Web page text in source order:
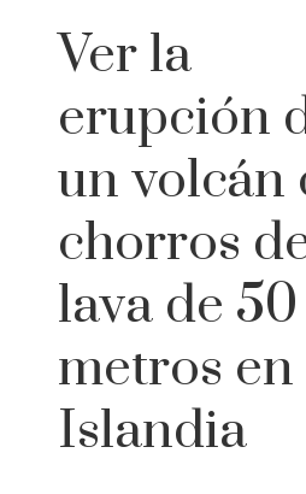
Ver la
erupción
un volcán
chorros
lava de 50
metros en
Islandia